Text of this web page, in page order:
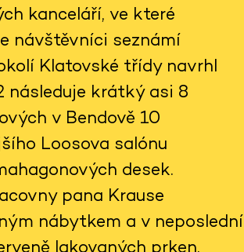
kanceláří, ve které
návštěvníci seznámí
Klatovské třídy navrhl
následuje krátký asi 8
v Bendově 10
Loosova salónu
desek.
pana Krause
nábytkem a v neposlední
lakovaných prken.